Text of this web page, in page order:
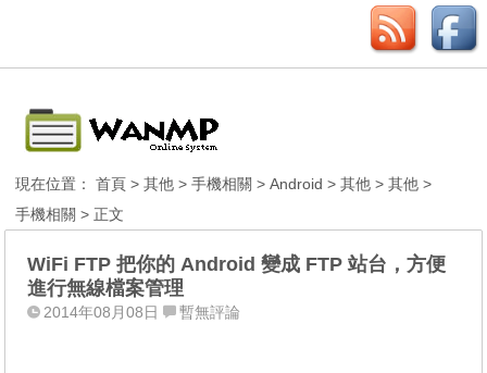
現在位置：首頁 >其他 >手機相關 >Android >其他 >其他 >
手機相關 > 正文
WiFi FTP 把你的 Andr​​oid 變成 FTP 站台，方便
進行無線檔案管理
2014年08月08日 暫無評論